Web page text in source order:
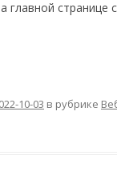
главной странице
10-03 в рубрике